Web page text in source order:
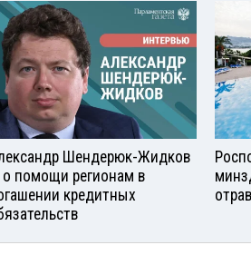
Шендерюк-Жидков
помощи регионам в
кредитных